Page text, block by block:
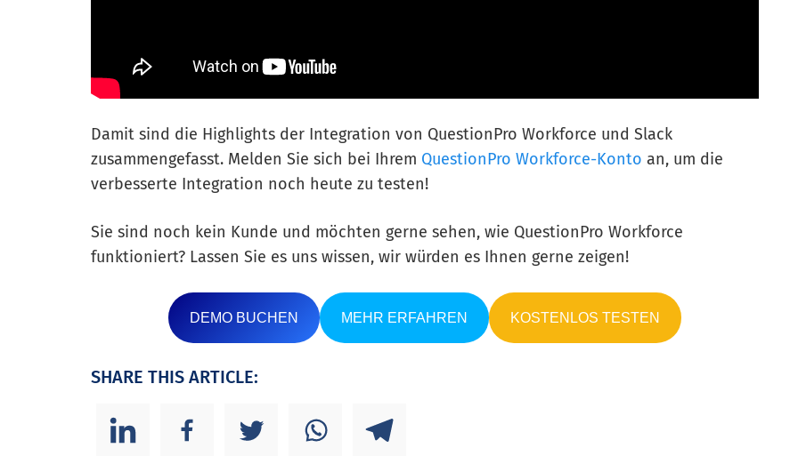
Damit sind die Highlights der Integration von QuestionPro Workforce und Slack
zusammengefasst. Melden Sie sich bei Ihrem QuestionPro Workforce-Konto an, um die
verbesserte Integration noch heute zu testen!
Sie sind noch kein Kunde und möchten gerne sehen, wie QuestionPro Workforce
funktioniert? Lassen Sie es uns wissen, wir würden es Ihnen gerne zeigen!
DEMO BUCHEN MEHR ERFAHREN KOSTENLOS TESTEN
SHARE THIS ARTICLE: